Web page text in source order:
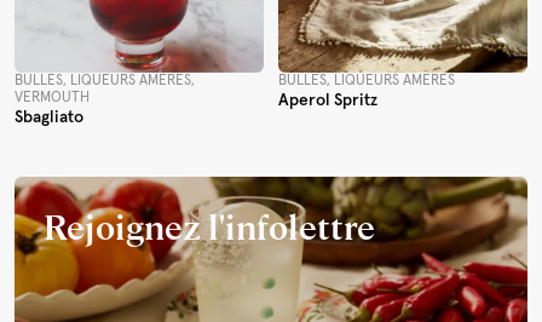
BULLES, LIQUEURS AMÈRES,
VERMOUTH
Sbagliato
BULLES, LIQUEURS AMÈRES
Aperol Spritz
Rejoignez l'infolettre